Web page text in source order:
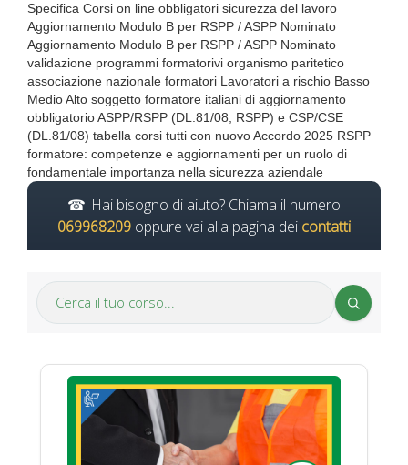
Specifica Corsi on line obbligatori sicurezza del lavoro
Aggiornamento Modulo B per RSPP / ASPP Nominato
Aggiornamento Modulo B per RSPP / ASPP Nominato
validazione programmi formatorivi organismo paritetico
associazione nazionale formatori Lavoratori a rischio Basso
Medio Alto soggetto formatore italiani di aggiornamento
obbligatorio ASPP/RSPP (DL.81/08, RSPP) e CSP/CSE
(DL.81/08) tabella corsi tutti con nuovo Accordo 2025 RSPP
formatore: competenze e aggiornamenti per un ruolo di
fondamentale importanza nella sicurezza aziendale
Hai bisogno di aiuto? Chiama il numero
069968209 oppure vai alla pagina dei contatti